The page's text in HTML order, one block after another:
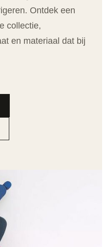
Ontdek een
collectie,
en materiaal dat bij